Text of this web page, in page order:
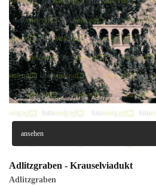
ansehen
Adlitzgraben - Krauselviadukt
Adlitzgraben